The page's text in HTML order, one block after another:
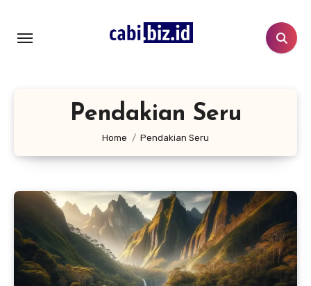
konten
Pendakian Seru
Home Pendakian Seru